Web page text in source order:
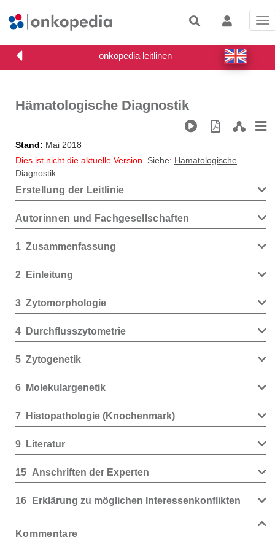
Hämatologische Diagnostik
Stand
Mai 2018
Dies ist nicht die aktuelle Version.
Siehe: Hämatologische
Diagnostik
Erstellung der Leitlinie
Autorinnen und Fachgesellschaften
1 Zusammenfassung
2 Einleitung
3 Zytomorphologie
4 Durchflusszytometrie
5 Zytogenetik
6 Molekulargenetik
7 Histopathologie (Knochenmark)
9 Literatur
15 Anschriften der Experten
16 Erklärung zu möglichen Interessenkonflikten
Kommentare